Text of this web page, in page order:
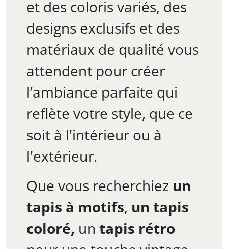
et des coloris variés, des
designs exclusifs et des
matériaux de qualité vous
attendent pour créer
l’ambiance parfaite qui
reflète votre style, que ce
soit à l'intérieur ou à
l'extérieur.
Que vous recherchiez un
tapis à motifs, un tapis
coloré, un tapis rétro